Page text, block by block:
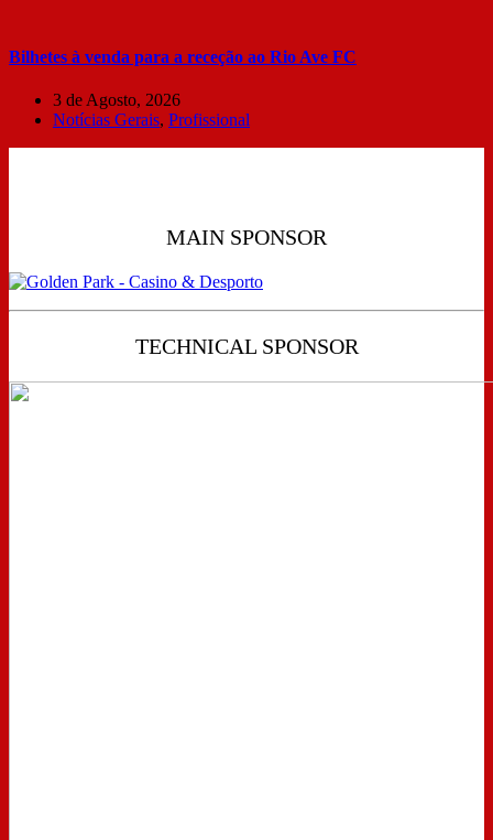
Bilhetes à venda para a receção ao Rio Ave FC
3 de Agosto, 2026
Notícias Gerais, Profissional
MAIN SPONSOR
TECHNICAL SPONSOR